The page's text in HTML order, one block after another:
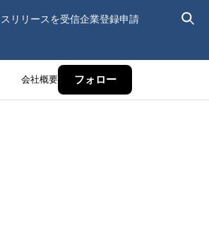
リリースを受信企業登録申請
会社概要 フォロー